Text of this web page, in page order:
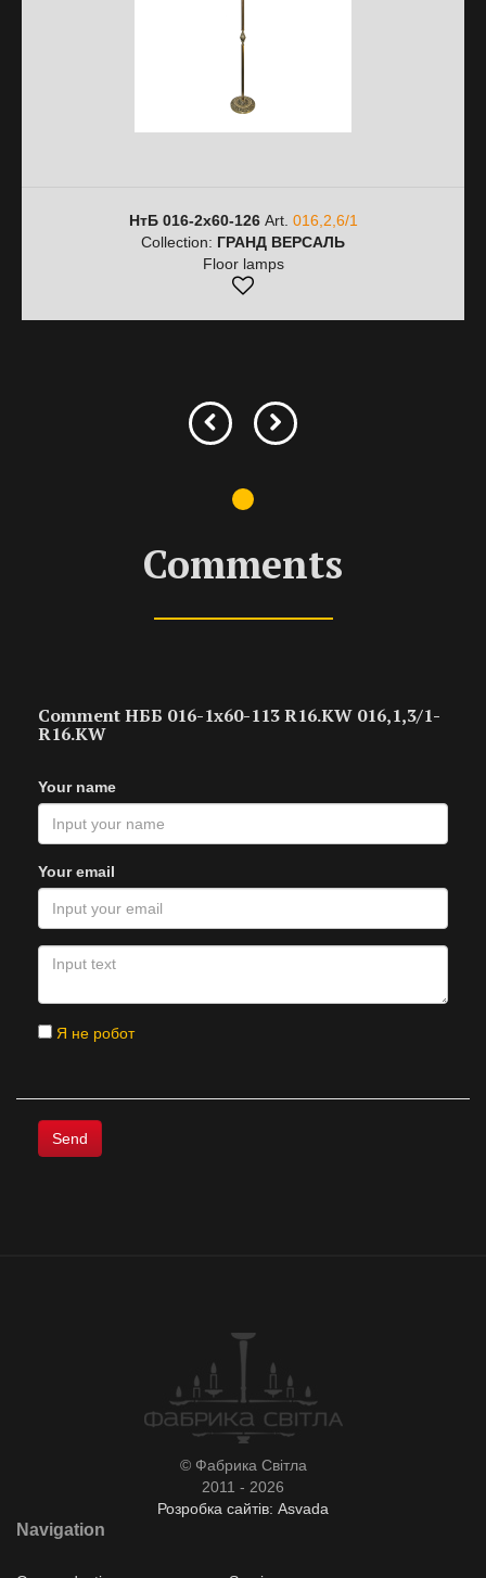
НтБ 016-2х60-126Art. 016,2,6/1
Collection: ГРАНД ВЕРСАЛЬ
Floor lamps
Comments
Comment НББ 016-1х60-113 R16.KW 016,1,3/1-
R16.KW
Your name
Your email
Я не робот
© Фабрика Світла
2011 - 2026
Розробка сайтів: Asvada
Navigation